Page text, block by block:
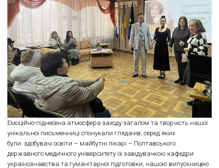
Емоційно-піднесена атмосфера заходу загалом та творчість нашої
унікальної письменниці спонукали глядачів, серед яких
були здобувачі освіти – майбутні лікарі – Полтавського
державного медичного університету із завідувачкою кафедри
українознавства та гуманітарної підготовки, нашою випускницею